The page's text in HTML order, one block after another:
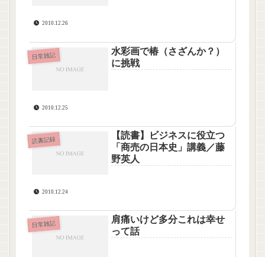
2010.12.26
日常雑記
水彩画で椿（さざんか？）
に挑戦
2010.12.25
読書記録
【読書】ビジネスに役立つ
「商売の日本史」講義／藤
野英人
2010.12.24
日常雑記
肩痛いけど多分これは幸せ
って話